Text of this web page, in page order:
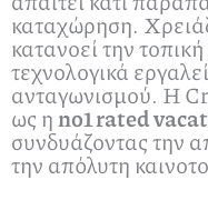
καταχώρηση.
κατανοεί την
τεχνολογικά
ανταγωνισμού. Η
ως ηno1 rated
συνδυάζοντας την
την απόλυτη